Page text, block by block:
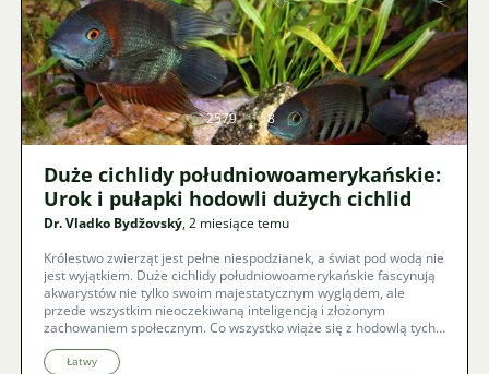
Zdjęcie
2579 8
Duże cichlidy południowoamerykańskie:
Urok i pułapki hodowli dużych cichlid
Dr. Vladko Bydžovský, 2 miesiące temu
Królestwo zwierząt jest pełne niespodzianek, a świat pod wodą nie
jest wyjątkiem. Duże cichlidy południowoamerykańskie fascynują
akwarystów nie tylko swoim majestatycznym wyglądem, ale
przede wszystkim nieoczekiwaną inteligencją i złożonym
zachowaniem społecznym. Co wszystko wiąże się z hodowlą tych
osobowości świata ryb, jak urządzić im kawałek dziczy w salonie i
dlaczego lepiej unikać obawianych hřebenáčů?
Łatwy